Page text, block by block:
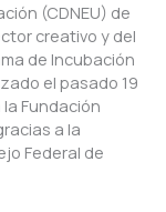
(CDNEU) de
creativo y del
de Incubación
el pasado 19
Fundación
a la
Federal de